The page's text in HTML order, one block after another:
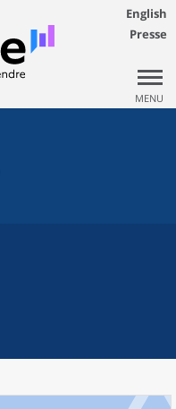
English
Presse
MENU